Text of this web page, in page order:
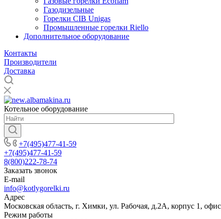
Газодизельные
Горелки CIB Unigas
Промышленные горелки Riello
Дополнительное оборудование
Контакты
Производители
Доставка
Котельное оборудование
+7(495)477-41-59
+7(495)477-41-59
8(800)222-78-74
Заказать звонок
E-mail
info@kotlygorelki.ru
Адрес
Московская область, г. Химки, ул. Рабочая, д.2А, корпус 1,
Режим работы